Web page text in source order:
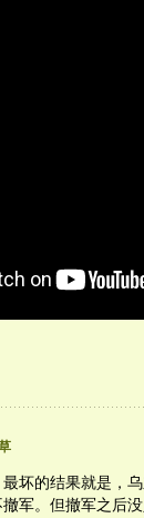
坏的结果就是，
军。但撤军之后